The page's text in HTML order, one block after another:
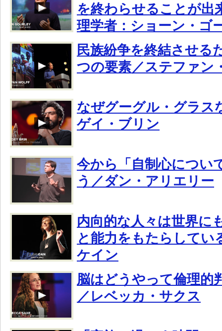
を終わらせることが出
理学者：ショーン・ゴ
民族紛争を終結させる
つの要素／ステファン
なぜグーグル・グラス
ゲイ・ブリン
今から「自制心につい
う／ダン・アリエリー
内向的な人々は世界に
と能力をもたらしてい
ケイン
脳はどうやって倫理的
／レベッカ・サクス